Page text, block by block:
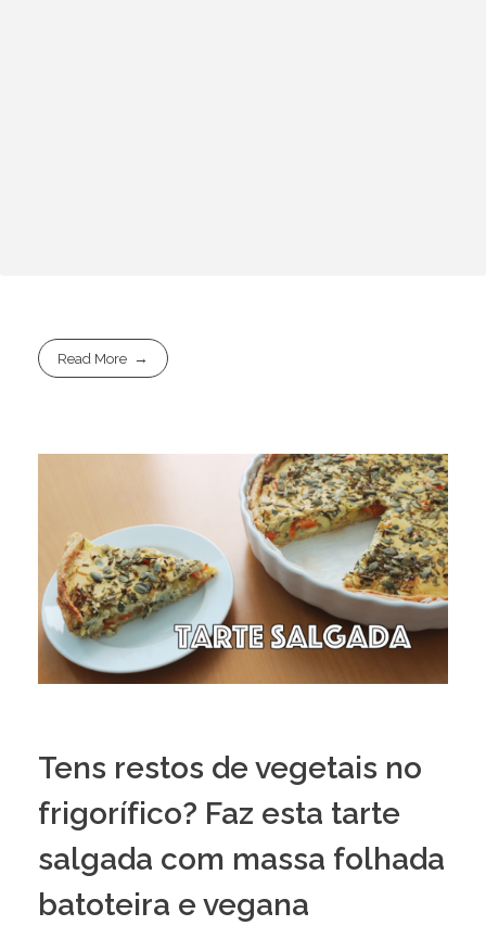
Read More
Tens restos de vegetais no
frigorífico? Faz esta tarte
salgada com massa folhada
batoteira e vegana